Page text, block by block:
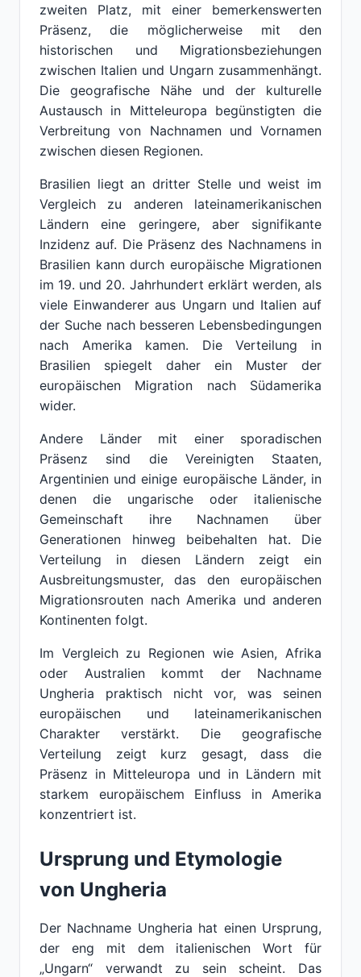
zweiten Platz, mit einer bemerkenswerten
Präsenz, die möglicherweise mit den
historischen und Migrationsbeziehungen
zwischen Italien und Ungarn zusammenhängt.
Die geografische Nähe und der kulturelle
Austausch in Mitteleuropa begünstigten die
Verbreitung von Nachnamen und Vornamen
zwischen diesen Regionen.
Brasilien liegt an dritter Stelle und weist im
Vergleich zu anderen lateinamerikanischen
Ländern eine geringere, aber signifikante
Inzidenz auf. Die Präsenz des Nachnamens in
Brasilien kann durch europäische Migrationen
im 19. und 20. Jahrhundert erklärt werden, als
viele Einwanderer aus Ungarn und Italien auf
der Suche nach besseren Lebensbedingungen
nach Amerika kamen. Die Verteilung in
Brasilien spiegelt daher ein Muster der
europäischen Migration nach Südamerika
wider.
Andere Länder mit einer sporadischen
Präsenz sind die Vereinigten Staaten,
Argentinien und einige europäische Länder, in
denen die ungarische oder italienische
Gemeinschaft ihre Nachnamen über
Generationen hinweg beibehalten hat. Die
Verteilung in diesen Ländern zeigt ein
Ausbreitungsmuster, das den europäischen
Migrationsrouten nach Amerika und anderen
Kontinenten folgt.
Im Vergleich zu Regionen wie Asien, Afrika
oder Australien kommt der Nachname
Ungheria praktisch nicht vor, was seinen
europäischen und lateinamerikanischen
Charakter verstärkt. Die geografische
Verteilung zeigt kurz gesagt, dass die
Präsenz in Mitteleuropa und in Ländern mit
starkem europäischem Einfluss in Amerika
konzentriert ist.
Ursprung und Etymologie
von Ungheria
Der Nachname Ungheria hat einen Ursprung,
der eng mit dem italienischen Wort für
„Ungarn“ verwandt zu sein scheint. Das